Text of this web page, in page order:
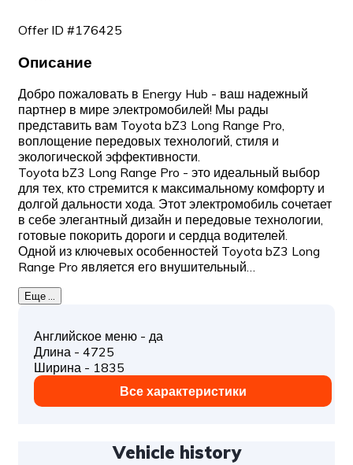
Offer ID #176425
Описание
Добро пожаловать в Energy Hub - ваш надежный
партнер в мире электромобилей! Мы рады
представить вам Toyota bZ3 Long Range Pro,
воплощение передовых технологий, стиля и
экологической эффективности.
Toyota bZ3 Long Range Pro - это идеальный выбор
для тех, кто стремится к максимальному комфорту и
долгой дальности хода. Этот электромобиль сочетает
в себе элегантный дизайн и передовые технологии,
готовые покорить дороги и сердца водителей.
Одной из ключевых особенностей Toyota bZ3 Long
Range Pro является его внушительный…
Еще ...
Английское меню - да
Длина - 4725
Ширина - 1835
Все характеристики
Vehicle history